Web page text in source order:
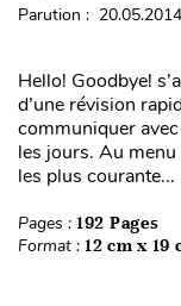
Parution : 20.05.2014
Hello! Goodbye!
d’une révision
communiquer
les jours. Au
les plus courante...
Pages : 192 Pages
Format : 12 cm x 19